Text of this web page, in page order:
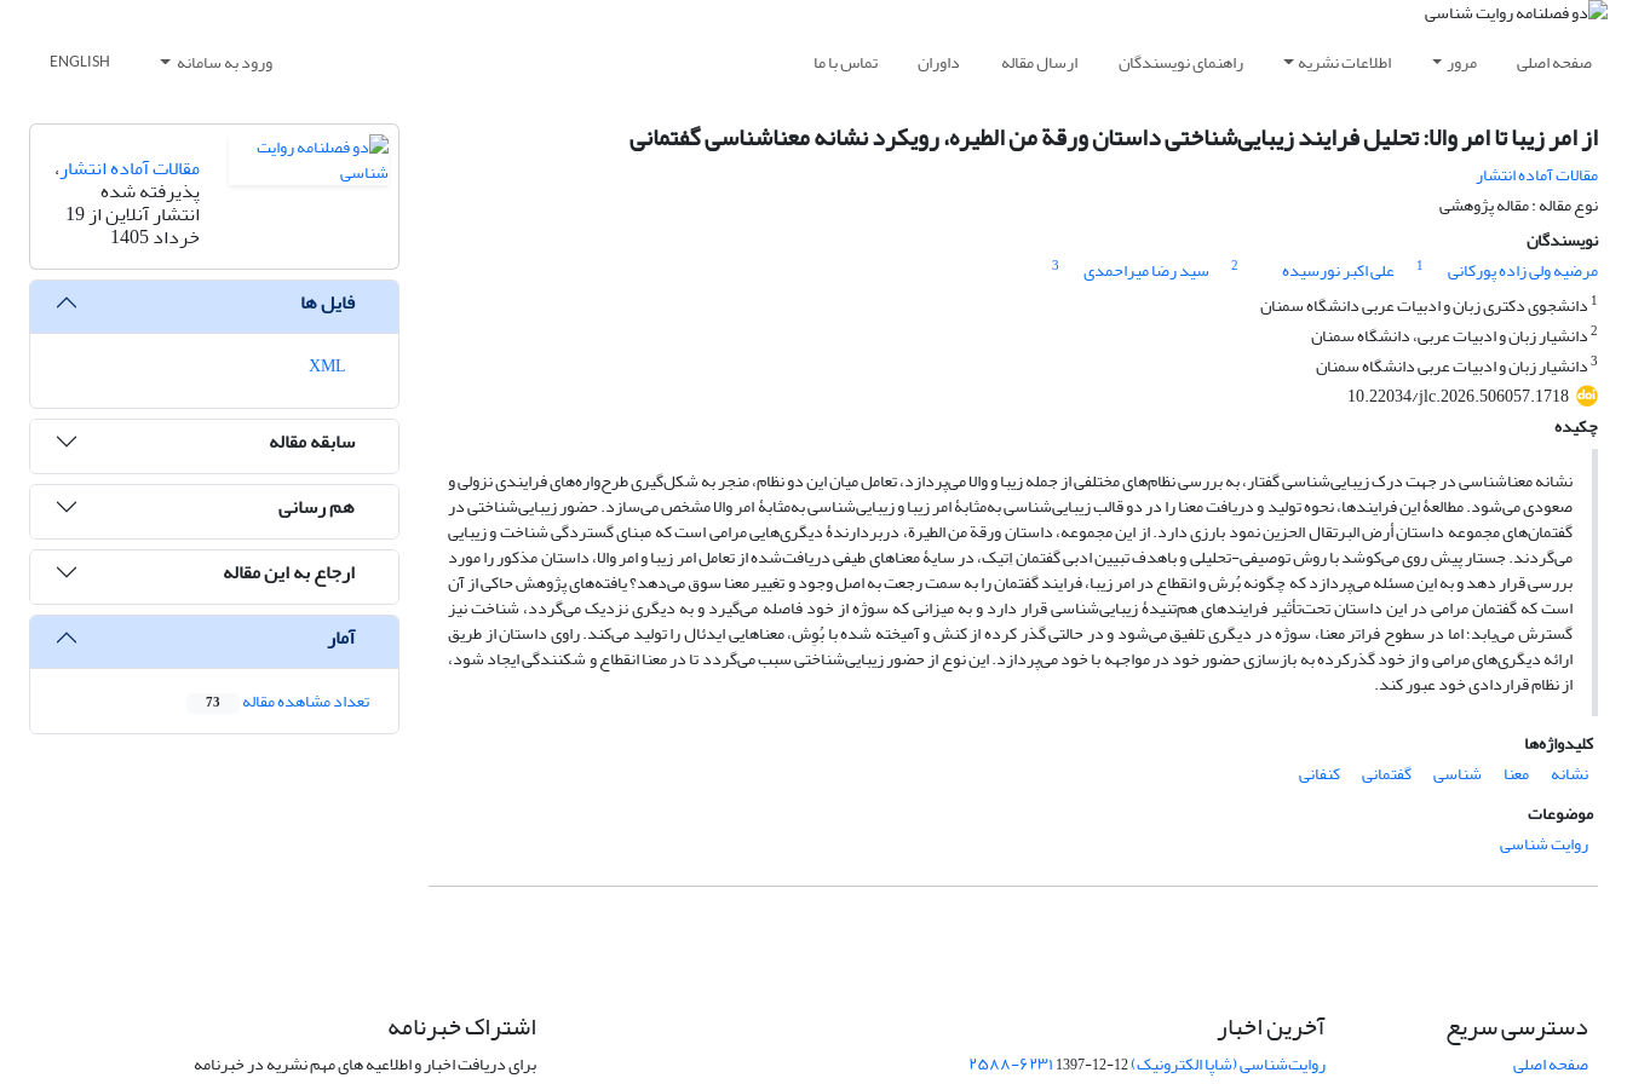
صفحه اصلی مرور اطلاعات نشریه راهنمای نویسندگان ارسال مقاله داوران تماس با ما ورود به سامانه ENGLISH
از امر زیبا تا امر والا: تحلیل فرایند زیبایی‌شناختی داستان ورقة من الطیره، رویکرد نشانه معناشناسی گفتمانی
مقالات آماده انتشار
نوع مقاله : مقاله پژوهشی
نویسندگان
مرضیه ولی زاده پورکانی
1 علی اکبر نورسیده 2 سید رضا میراحمدی
3
1 دانشجوی دکتری زبان و ادبیات عربی دانشگاه سمنان
2دانشیار زبان و ادبیات عربی، دانشگاه سمنان
3دانشیار زبان و ادبیات عربی دانشگاه سمنان
10.22034/jlc.2026.506057.1718
چکیده
نشانه معناشناسی در جهت درک زیبایی‌شناسی گفتار، به بررسی نظام‌های مختلفی از جمله زیبا و والا می‌پردازد، تعامل میان این دو نظام، منجر به شکل‌گیری طرح‌واره‌های فرایندی نزولی و
صعودی می‌شود. مطالعۀ این فرایندها، نحوه تولید و دریافت معنا را در دو قالب زیبایی‌شناسی به‌مثابۀ امر زیبا و زیبایی‌شناسی به‌مثابۀ امر والا مشخص می‌سازد. حضور زیبایی‌شناختی در
گفتمان‌های مجموعه داستان أرض البرتقال الحزین نمود بارزی دارد. از این مجموعه، داستان ورقة من الطیرة، دربردارندۀ دیگری‌هایی مرامی است که مبنای گستردگی شناخت و زیبایی
می‌گردند. جستار پیش روی می‌کوشد با روش توصیفی-تحلیلی و باهدف تبیین ادبی گفتمان اِتیک، در سایۀ معناهای طیفی دریافت‌شده از تعامل امر زیبا و امر والا، داستان مذکور را مورد
بررسی قرار دهد و به این مسئله می‌پردازد که چگونه بُرش و انقطاع در امر زیبا، فرایند گفتمان را به سمت رجعت به اصل وجود و تغییر معنا سوق می‌دهد؟ یافته‌های پژوهش حاکی از آن
است که گفتمان مرامی در این داستان تحت‌تأثیر فرایندهای هم‌تنیدۀ زیبایی‌شناسی قرار دارد و به میزانی که سوژه از خود فاصله می‌گیرد و به دیگری نزدیک می‌گردد، شناخت نیز
گسترش می‌یابد؛ اما در سطوح فراتر معنا، سوژه در دیگری تلفیق می‌شود و در حالتی گذر کرده از کنش و آمیخته شده با بُوِش، معناهایی ایدئال را تولید می‌کند. راوی داستان از طریق
ارائه دیگری‌های مرامی و از خود گذرکرده به بازسازی حضور خود در مواجهه با خود می‌پردازد. این نوع از حضور زیبایی‌شناختی سبب می‌گردد تا در معنا انقطاع و شکنندگی ایجاد شود،
از نظام قراردادی خود عبور کند.
کلیدواژه‌ها
نشانه
معنا شناسی گفتمانی
کنفانی
موضوعات
روایت شناسی
مقالات آماده انتشار،
پذیرفته شده
انتشار آنلاین از 19
خرداد 1405
فایل ها
سابقه مقاله
هم رسانی
ارجاع به این مقاله
آمار
تعداد مشاهده مقاله 73
دسترسی سریع
صفحه اصلی
آخرین اخبار
روایت‌شناسی (شاپا الکترونیک) ‪۲۵۸۸-۶۲۳۱1397-12-12
اشتراک خبرنامه
برای دریافت اخبار و اطلاعیه های مهم نشریه در خبرنامه